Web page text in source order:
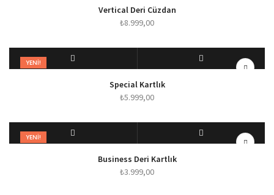
Vertical Deri Cüzdan
₺8.999,00
YENI!
Special Kartlık
₺5.999,00
YENI!
Business Deri Kartlık
₺3.999,00